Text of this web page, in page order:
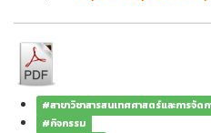
#สาขาวิชาสารสนเทศศาสตร์และการจั
#กิจกรรม